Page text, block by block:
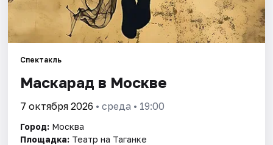
Спектакль
Маскарад в Москве
7 октября 2026 • среда • 19:00
Город: Москва
Площадка: Театр на Таганке